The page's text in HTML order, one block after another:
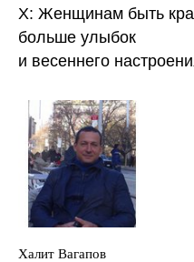
Х: Женщинам быть
больше улыбок
и весеннего
Халит Вагапов